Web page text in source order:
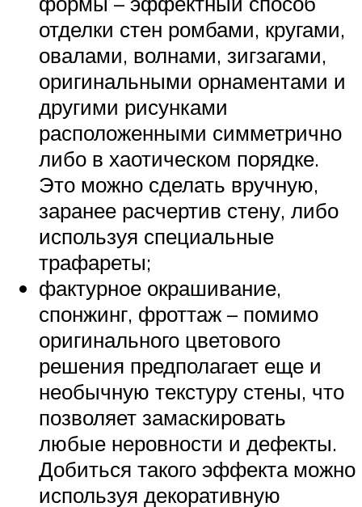
отделки стен ромбами, кругами,
овалами, волнами, зигзагами,
оригинальными орнаментами и
другими рисунками
расположенными симметрично
либо в хаотическом порядке.
Это можно сделать вручную,
заранее расчертив стену, либо
используя специальные
трафареты;
фактурное окрашивание,
спонжинг, фроттаж – помимо
оригинального цветового
решения предполагает еще и
необычную текстуру стены, что
позволяет замаскировать
любые неровности и дефекты.
Добиться такого эффекта можно
используя декоративную